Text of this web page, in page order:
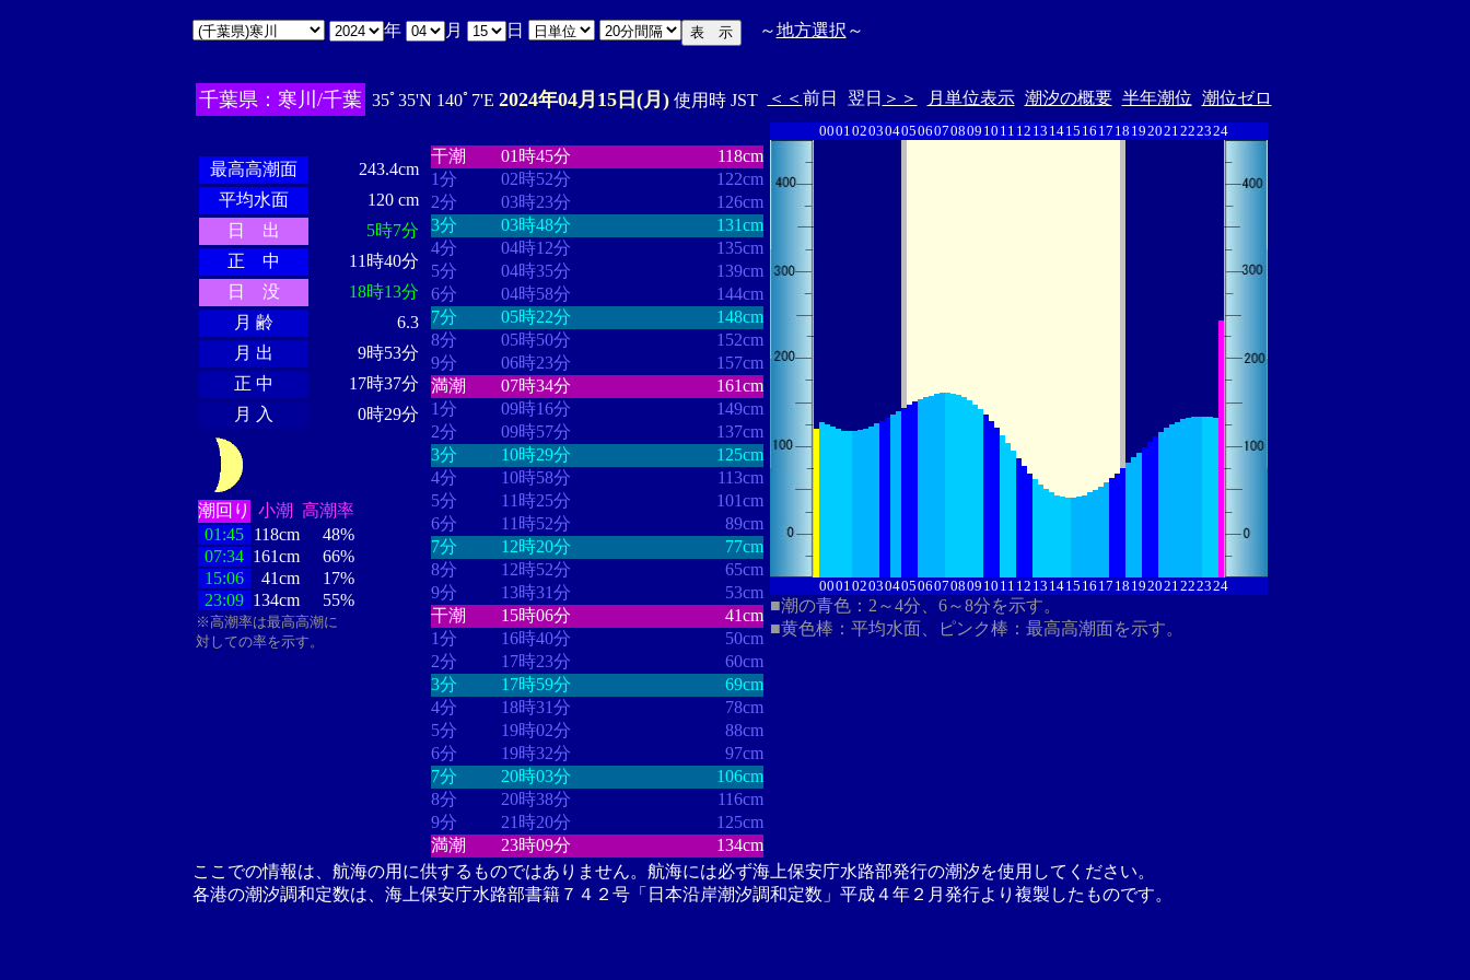
年 月 日 ～地方選択 ～
千葉県：寒川/千葉 35ﾟ35'N 140ﾟ7'E 2024年04月15日(月)使用時 JST ＜＜ 前日 翌日 ＞＞ 月単位表示 潮汐の概要 半年潮位 潮位ゼロ
最高高潮面
243.4cm
平均水面
120 cm
日 出
5時7分
正 中
11時40分
日 没
18時13分
月 齢
6.3
月 出
9時53分
正 中
17時37分
月 入
0時29分
潮回り 小潮 高潮率
01:45
118cm
48%
07:34 161cm
66%
15:06
41cm
17%
23:09 134cm 55%
※高潮率は最高高潮に
対しての率を示す。
干潮
01時45分
118cm
1分
02時52分
122cm
2分
03時23分
126cm
3分
03時48分
131cm
4分
04時12分
135cm
5分
04時35分
139cm
6分
04時58分
144cm
7分
05時22分
148cm
8分
05時50分
152cm
9分
06時23分
157cm
満潮
07時34分
161cm
1分
09時16分
149cm
2分
09時57分
137cm
3分
10時29分
125cm
4分
10時58分
113cm
5分
11時25分
101cm
6分
11時52分
89cm
7分
12時20分
77cm
8分
12時52分
65cm
9分
13時31分
53cm
干潮
15時06分
41cm
1分
16時40分
50cm
2分
17時23分
60cm
3分
17時59分
69cm
4分
18時31分
78cm
5分
19時02分
88cm
6分
19時32分
97cm
7分
20時03分
106cm
8分
20時38分
116cm
9分
21時20分
125cm
満潮
23時09分 134cm
00010203040506070809 10 11 12 13 1415 16 17 18 192021222324
00010203040506070809 10 11 12 13 1415 16 17 18 192021222324
■潮の青色：2～4分、6～8分を示す。
■黄色棒：平均水面、ピンク棒：最高高潮面を示す。
ここでの情報は、航海の用に供するものではありません。航海には必ず海上保安庁水路部発行の潮汐を使用してください。
各港の潮汐調和定数は、海上保安庁水路部書籍７４２号「日本沿岸潮汐調和定数」平成４年２月発行より複製したものです。